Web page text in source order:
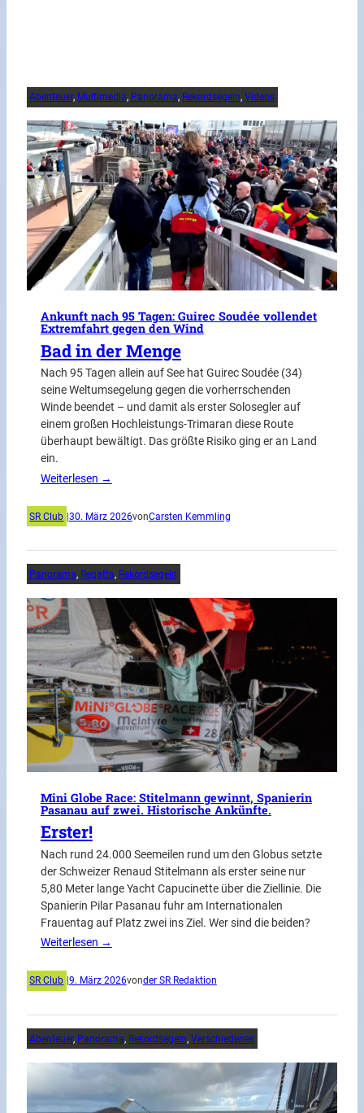
Abenteuer, Multimedia, Panorama, Rekordsegeln, Videos
Ankunft nach 95 Tagen: Guirec Soudée vollendet
Extremfahrt gegen den Wind
Bad in der Menge
Nach 95 Tagen allein auf See hat Guirec Soudée (34)
seine Weltumsegelung gegen die vorherrschenden
Winde beendet – und damit als erster Solosegler auf
einem großen Hochleistungs-Trimaran diese Route
überhaupt bewältigt. Das größte Risiko ging er an Land
ein.
Weiterlesen →
SR Club |30. März 2026vonCarsten Kemmling
Panorama, Regatta, Rekordsegeln
Mini Globe Race: Stitelmann gewinnt, Spanierin
Pasanau auf zwei. Historische Ankünfte.
Erster!
Nach rund 24.000 Seemeilen rund um den Globus setzte
der Schweizer Renaud Stitelmann als erster seine nur
5,80 Meter lange Yacht Capucinette über die Ziellinie. Die
Spanierin Pilar Pasanau fuhr am Internationalen
Frauentag auf Platz zwei ins Ziel. Wer sind die beiden?
Weiterlesen →
SR Club 9. März 2026vonder SR Redaktion
Abenteuer, Panorama, Rekordsegeln, Verschiedenes